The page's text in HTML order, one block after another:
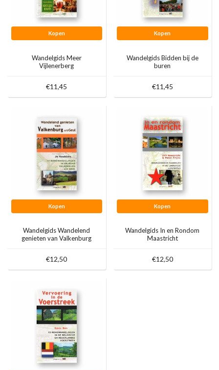
Kopen
Wandelgids Meer
Vijlenerberg
€11,45
Kopen
Wandelgids Bidden bij de
buren
€11,45
Kopen
Wandelgids Wandelend
genieten van Valkenburg
€12,50
Kopen
Wandelgids In en Rondom
Maastricht
€12,50